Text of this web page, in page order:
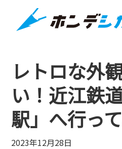
レトロな外
い！近江鉄
駅」へ行って
2023年12月28日